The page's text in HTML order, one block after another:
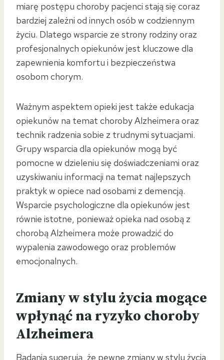
miarę postępu choroby pacjenci stają się coraz
bardziej zależni od innych osób w codziennym
życiu. Dlatego wsparcie ze strony rodziny oraz
profesjonalnych opiekunów jest kluczowe dla
zapewnienia komfortu i bezpieczeństwa
osobom chorym.
Ważnym aspektem opieki jest także edukacja
opiekunów na temat choroby Alzheimera oraz
technik radzenia sobie z trudnymi sytuacjami.
Grupy wsparcia dla opiekunów mogą być
pomocne w dzieleniu się doświadczeniami oraz
uzyskiwaniu informacji na temat najlepszych
praktyk w opiece nad osobami z demencją.
Wsparcie psychologiczne dla opiekunów jest
równie istotne, ponieważ opieka nad osobą z
chorobą Alzheimera może prowadzić do
wypalenia zawodowego oraz problemów
emocjonalnych.
Zmiany w stylu życia mogące
wpłynąć na ryzyko choroby
Alzheimera
Badania sugerują, że pewne zmiany w stylu życia